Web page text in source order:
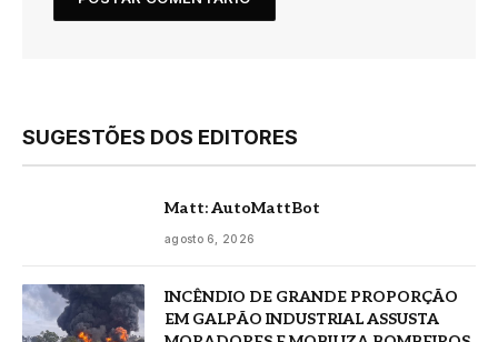
SUGESTÕES DOS EDITORES
Matt: AutoMattBot
agosto 6, 2026
INCÊNDIO DE GRANDE PROPORÇÃO
EM GALPÃO INDUSTRIAL ASSUSTA